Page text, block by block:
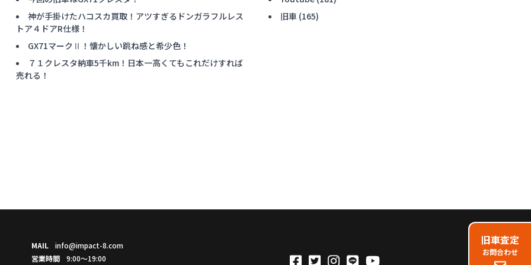
神が手掛けたハコスカ買取！アツすぎるドンガラフルレス
トア４ドアR仕様！
GX71マークⅡ！懐かしい跳ね感と希少色！
７１クレスタ納車5千km！日本一高くてもこれだけすれば
売れる！
旧車 (165)
MAIL
info@impact-8.com
営業時間
9:00～19:00
旧車査定
お問合わせ